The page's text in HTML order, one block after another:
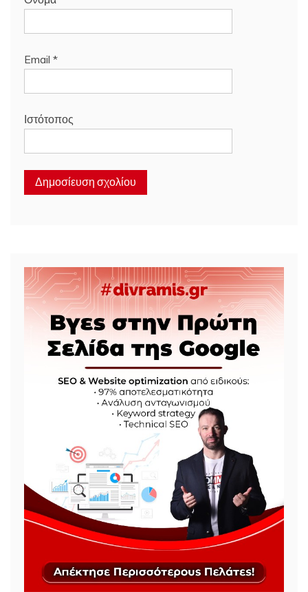
Email *
Ιστότοπος